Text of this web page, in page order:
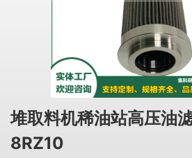
堆取料机稀油站高压油
8RZ10